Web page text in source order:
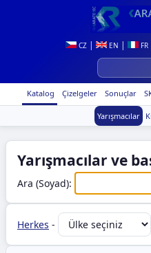
CZ | EN | FR
Katalog Çizelgeler Sonuçlar
Yarışmacılar
Yarışmacılar ve
Ara (Soyad):
Herkes -